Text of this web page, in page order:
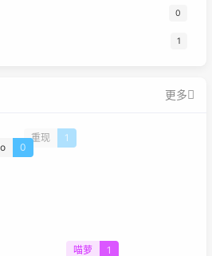
0
1
更多
0
喵萝 1
重现